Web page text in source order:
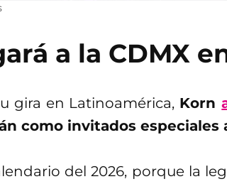
a la CDMX
gira en Latinoamérica, Korn
como invitados
del 2026, porque la